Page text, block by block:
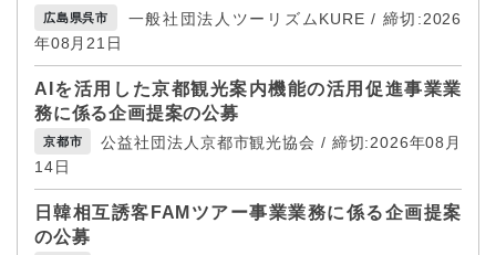
広島県呉市
一般社団法人ツーリズムKURE / 締切:2026
年08月21日
AIを活用した京都観光案内機能の活用促進事業業
務に係る企画提案の公募
京都市
公益社団法人京都市観光協会 / 締切:2026年08月
14日
日韓相互誘客FAMツアー事業業務に係る企画提案
の公募